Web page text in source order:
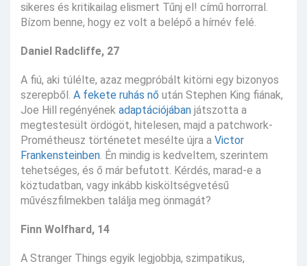
sikeres és kritikailag elismert Tűnj el! című horrorral.
Bízom benne, hogy ez volt a belépő a hírnév felé.
Daniel Radcliffe, 27
A fiú, aki túlélte, azaz megpróbált kitörni egy bizonyos
szerepből. A fekete ruhás nő után Stephen King fiának,
Joe Hill regényének adaptációjában játszotta a
megtestesült ördögöt, hitelesen, majd a patchwork-
Prométheusz történetet mesélte újra a Victor
Frankensteinben. Én mindig is kedveltem, szerintem
tehetséges, és ő már befutott. Kérdés, marad-e a
köztudatban, vagy inkább kisköltségvetésű
művészfilmekben találja meg önmagát?
Finn Wolfhard, 14
A Stranger Things egyik legjobbja, szimpatikus,